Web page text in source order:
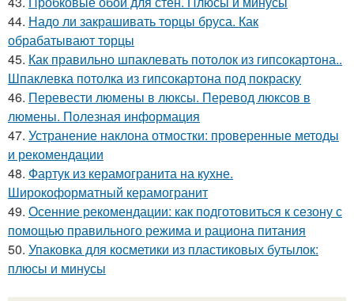
44. Надо ли закрашивать торцы бруса. Как
обрабатывают торцы
45. Как правильно шпаклевать потолок из гипсокартона..
Шпаклевка потолка из гипсокартона под покраску
46. Перевести люмены в люксы. Перевод люксов в
люмены. Полезная информация
47. Устранение наклона отмостки: проверенные методы
и рекомендации
48. Фартук из керамогранита на кухне.
Широкоформатный керамогранит
49. Осенние рекомендации: как подготовиться к сезону с
помощью правильного режима и рациона питания
50. Упаковка для косметики из пластиковых бутылок:
плюсы и минусы